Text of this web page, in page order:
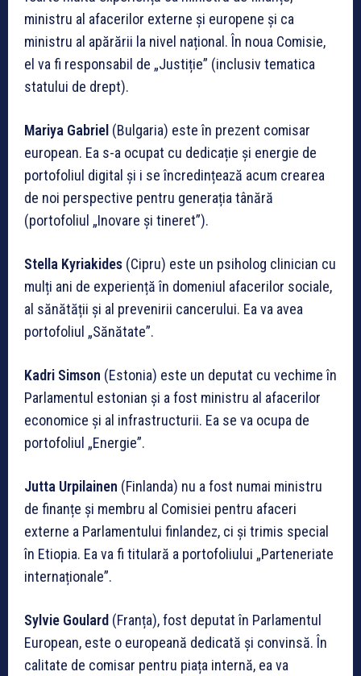
ministru al afacerilor externe și europene și ca
ministru al apărării la nivel național. În noua Comisie,
el va fi responsabil de „Justiție” (inclusiv tematica
statului de drept).
Mariya Gabriel (Bulgaria) este în prezent comisar
european. Ea s-a ocupat cu dedicație și energie de
portofoliul digital și i se încredințează acum crearea
de noi perspective pentru generația tânără
(portofoliul „Inovare și tineret”).
Stella Kyriakides (Cipru) este un psiholog clinician cu
mulți ani de experiență în domeniul afacerilor sociale,
al sănătății și al prevenirii cancerului. Ea va avea
portofoliul „Sănătate”.
Kadri Simson (Estonia) este un deputat cu vechime în
Parlamentul estonian și a fost ministru al afacerilor
economice și al infrastructurii. Ea se va ocupa de
portofoliul „Energie”.
Jutta Urpilainen (Finlanda) nu a fost numai ministru
de finanțe și membru al Comisiei pentru afaceri
externe a Parlamentului finlandez, ci și trimis special
în Etiopia. Ea va fi titulară a portofoliului „Parteneriate
internaționale”.
Sylvie Goulard (Franța), fost deputat în Parlamentul
European, este o europeană dedicată și convinsă. În
calitate de comisar pentru piața internă, ea va